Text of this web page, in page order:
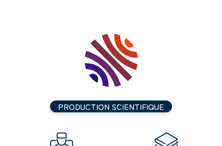
PRODUCTION SCIENTIFIQUE